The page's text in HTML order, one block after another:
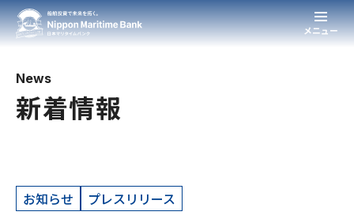
News
新着情報
お知らせ プレスリリース